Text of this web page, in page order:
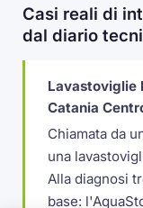
Casi reali di
dal diario
Lavastoviglie
Catania
Chiamata da
una
Alla diagnosi
base: